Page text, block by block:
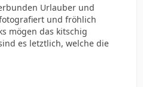
Urlauber und
und fröhlich
mögen das kitschig
es letztlich, welche die